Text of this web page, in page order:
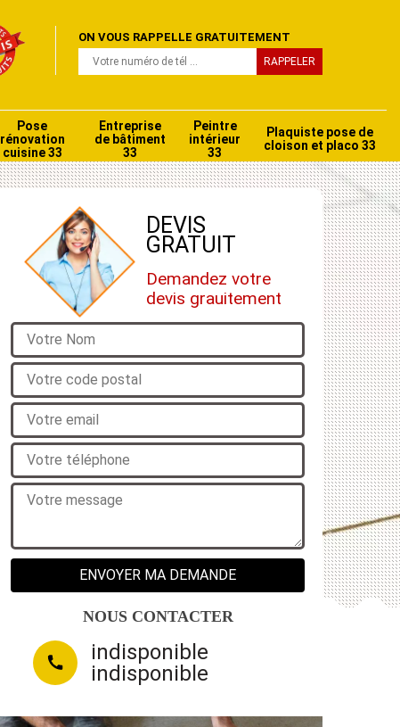
ON VOUS RAPPELLE GRATUITEMENT
Pose
rénovation
cuisine 33
Entreprise
de bâtiment
33
Peintre
intérieur
33
Plaquiste pose de
cloison et placo 33
DEVIS
GRATUIT
Demandez votre
devis grauitement
NOUS CONTACTER
indisponible
indisponible